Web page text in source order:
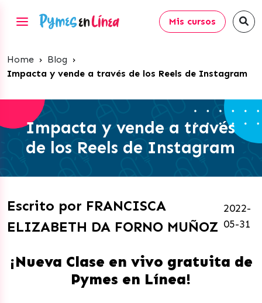
Mis cursos
Home › Blog ›
Impacta y vende a través de los Reels de Instagram
Impacta y vende a través
de los Reels de Instagram
Escrito por FRANCISCA
ELIZABETH DA FORNO MUÑOZ
2022-
05-31
¡Nueva Clase en vivo gratuita de
Pymes en Línea!